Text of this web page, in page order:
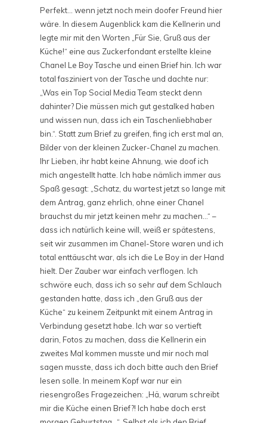
Perfekt… wenn jetzt noch mein doofer Freund hier
wäre. In diesem Augenblick kam die Kellnerin und
legte mir mit den Worten „Für Sie, Gruß aus der
Küche!“ eine aus Zuckerfondant erstellte kleine
Chanel Le Boy Tasche und einen Brief hin. Ich war
total fasziniert von der Tasche und dachte nur:
„Was ein Top Social Media Team steckt denn
dahinter? Die müssen mich gut gestalked haben
und wissen nun, dass ich ein Taschenliebhaber
bin.“. Statt zum Brief zu greifen, fing ich erst mal an,
Bilder von der kleinen Zucker-Chanel zu machen.
Ihr Lieben, ihr habt keine Ahnung, wie doof ich
mich angestellt hatte. Ich habe nämlich immer aus
Spaß gesagt: „Schatz, du wartest jetzt so lange mit
dem Antrag, ganz ehrlich, ohne einer Chanel
brauchst du mir jetzt keinen mehr zu machen…“ –
dass ich natürlich keine will, weiß er spätestens,
seit wir zusammen im Chanel-Store waren und ich
total enttäuscht war, als ich die Le Boy in der Hand
hielt. Der Zauber war einfach verflogen. Ich
schwöre euch, dass ich so sehr auf dem Schlauch
gestanden hatte, dass ich „den Gruß aus der
Küche“ zu keinem Zeitpunkt mit einem Antrag in
Verbindung gesetzt habe. Ich war so vertieft
darin, Fotos zu machen, dass die Kellnerin ein
zweites Mal kommen musste und mir noch mal
sagen musste, dass ich doch bitte auch den Brief
lesen solle. In meinem Kopf war nur ein
riesengroßes Fragezeichen: „Hä, warum schreibt
mir die Küche einen Brief?! Ich habe doch erst